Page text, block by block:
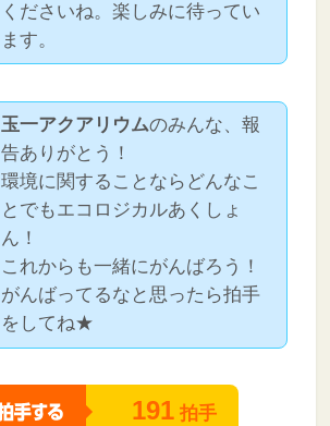
くださいね。楽しみに待ってい
ます。
玉一アクアリウムのみんな、報
告ありがとう！
環境に関することならどんなこ
とでもエコロジカルあくしょ
ん！
これからも一緒にがんばろう！
がんばってるなと思ったら拍手
をしてね★
191 拍手